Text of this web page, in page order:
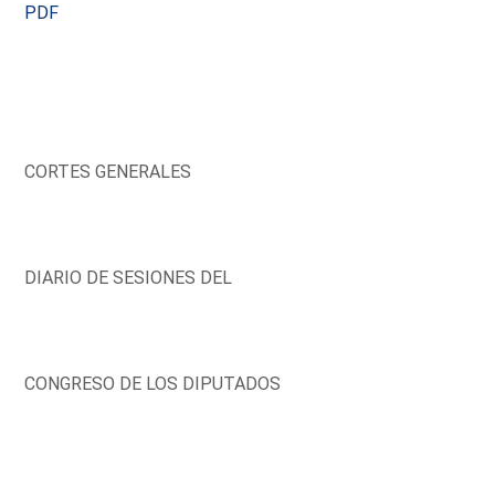
PDF
CORTES GENERALES
DIARIO DE SESIONES DEL
CONGRESO DE LOS DIPUTADOS